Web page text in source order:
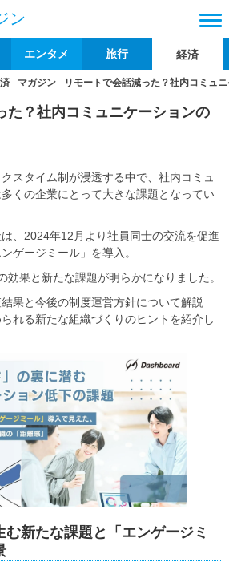
ン
エンタメ 旅行 経済
マガジン リモートで会話減った？社内コミュ
た？社内コミュニケーションの
スタイム制が浸透する中で、社内コミュ
くの企業にとって大きな課題となってい
、2024年12月より社員同士の交流を促進
ゲージミール」を導入。
効果と新たな課題が明らかになりました。
果と今後の制度運営方針について解説
れる新たな組織づくりのヒントを紹介し
む新たな課題と「エンゲージミ